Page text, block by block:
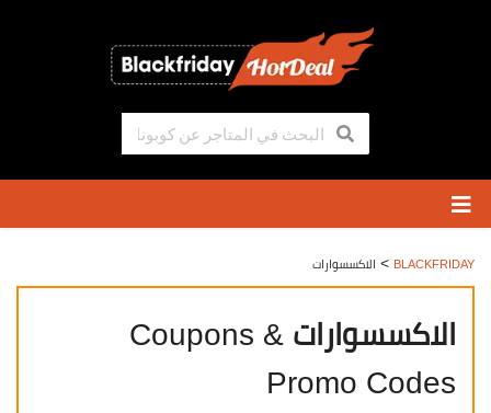
تخطي
إلى
المحتوى
BLACKFRIDAY
> الاكسسوارات
الاكسسواراتCoupons &
Promo Codes